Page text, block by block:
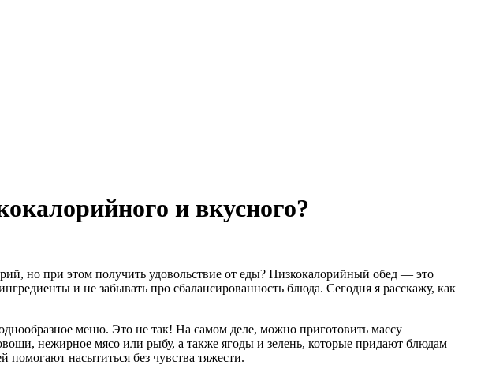
и вкусного?
но при этом получить удовольствие от еды? Низкокалорийный обед — это
и не забывать про сбалансированность блюда. Сегодня я расскажу, как
меню. Это не так! На самом деле, можно приготовить массу
нежирное мясо или рыбу, а также ягоды и зелень, которые придают блюдам
помогают насытиться без чувства тяжести.